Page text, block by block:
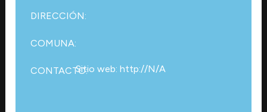
DIRECCIÓN:
COMUNA:
CONTACTO:Sitio web: http://N/A